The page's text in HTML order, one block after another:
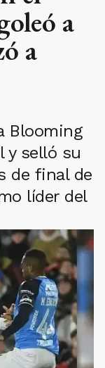
a
a
Blooming
y selló su
de final de
líder del